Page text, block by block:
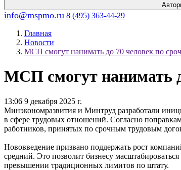
info@mspmo.ru 8 (495) 363-44-29
Главная
Новости
МСП смогут нанимать до 70 человек по
МСП смогут нанимать
13:06 9 декабря 2025 г.
Минэкономразвития и Минтруд разработали
в сфере трудовых отношений. Согласно
работников, принятых по срочным трудовым
Нововведение призвано поддержать рост
средний. Это позволит бизнесу
превышении традиционных лимитов по штату.